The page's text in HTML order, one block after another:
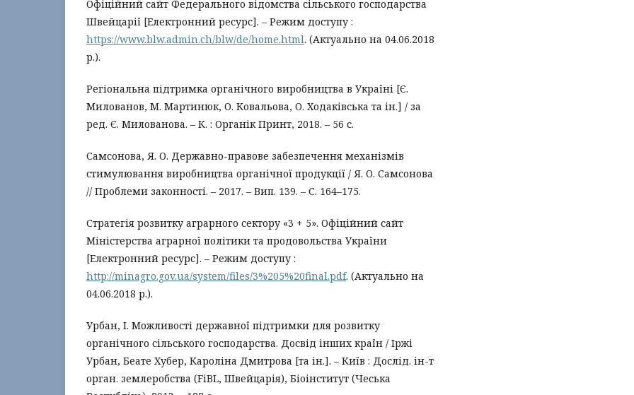
Офіційний сайт Федерального відомства сільського господарства
Швейцарії [Електронний ресурс]. – Режим доступу :
https://www.blw.admin.ch/blw/de/home.html. (Актуально на 04.06.2018
р.).
Регіональна підтримка органічного виробництва в Україні [Є.
Милованов, М. Мартинюк, О. Ковальова, О. Ходаківська та ін.] / за
ред. Є. Милованова. – К. : Органік Принт, 2018. – 56 с.
Самсонова, Я. О. Державно-правове забезпечення механізмів
стимулювання виробництва органічної продукції / Я. О. Самсонова
// Проблеми законності. – 2017. – Вип. 139. – С. 164–175.
Стратегія розвитку аграрного сектору «3 + 5». Офіційний сайт
Міністерства аграрної політики та продовольства України
[Електронний ресурс]. – Режим доступу :
http://minagro.gov.ua/system/files/3%205%20final.pdf. (Актуально на
04.06.2018 р.).
Урбан, І. Можливості державної підтримки для розвитку
органічного сільського господарства. Досвід інших країн / Іржі
Урбан, Беате Хубер, Кароліна Дмитрова [та ін.]. – Київ : Дослід. ін-т
орган. землеробства (FiBL, Швейцарія), Біоінститут (Чеська